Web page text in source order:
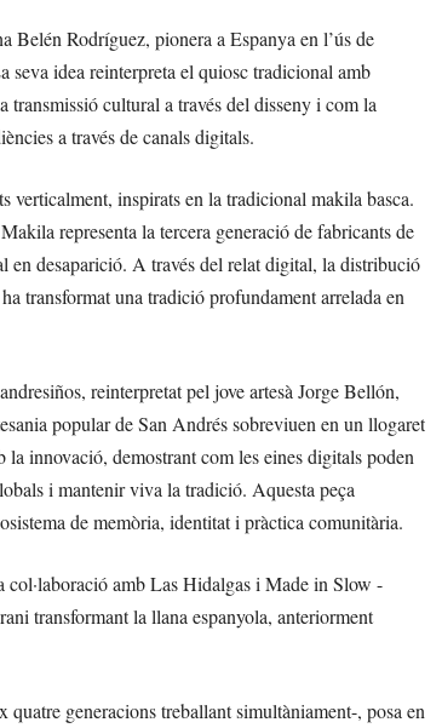
Belén Rodríguez, pionera a Espanya en l’ús de
seva idea reinterpreta el quiosc tradicional amb
transmissió cultural a través del disseny i com la
a través de canals digitals.
verticalment, inspirats en la tradicional makila basca.
representa la tercera generació de fabricants de
en desaparició. A través del relat digital, la distribució
transformat una tradició profundament arrelada en
reinterpretat pel jove artesà Jorge Bellón,
popular de San Andrés sobreviuen en un llogaret
innovació, demostrant com les eines digitals poden
i mantenir viva la tradició. Aquesta peça
de memòria, identitat i pràctica comunitària.
col·laboració amb Las Hidalgas i Made in Slow -
transformant la llana espanyola, anteriorment
generacions treballant simultàniament-, posa en